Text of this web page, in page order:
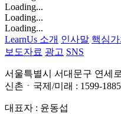
Loading...
Loading...
Loading...
LearnUs 소개 인사말 핵심가
보도자료 광고 SNS
서울특별시 서대문구 연세
신촌ㆍ국제/미래 : 1599-1885
대표자 : 윤동섭